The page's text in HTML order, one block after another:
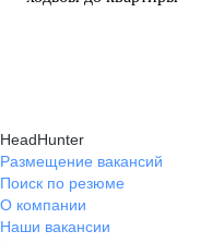
HeadHunter
Размещение вакансий
Поиск по резюме
О компании
Наши вакансии